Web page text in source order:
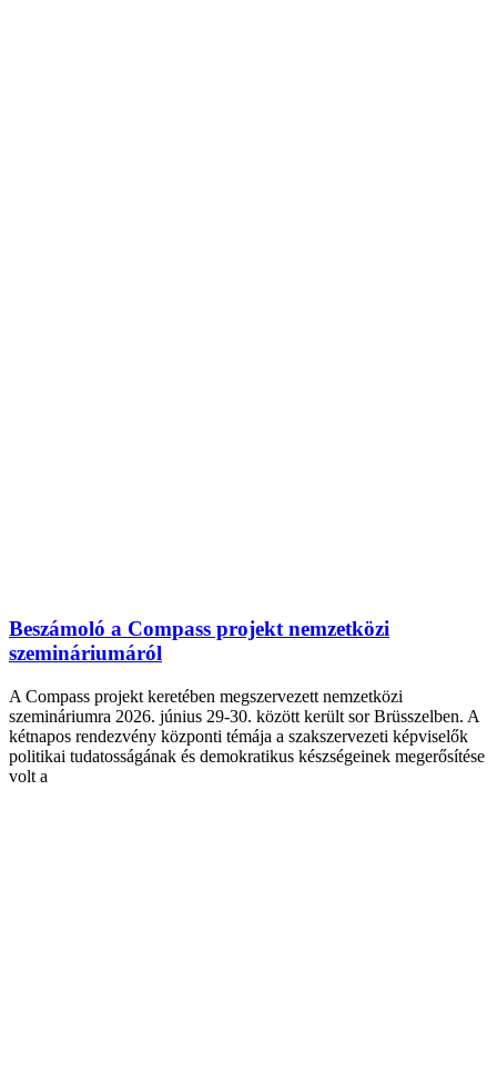
Beszámoló a Compass projekt nemzetközi
szemináriumáról
A Compass projekt keretében megszervezett nemzetközi
szemináriumra 2026. június 29-30. között került sor Brüsszelben. A
kétnapos rendezvény központi témája a szakszervezeti képviselők
politikai tudatosságának és demokratikus készségeinek megerősítése
volt a